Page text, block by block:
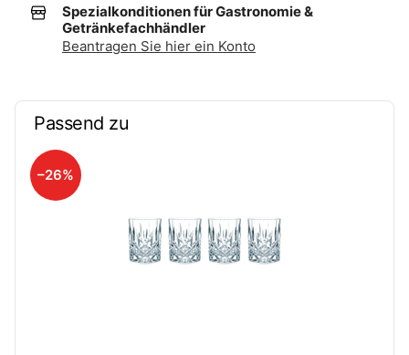
Spezialkonditionen für Gastronomie &
Getränkefachhändler
Beantragen Sie hier ein Konto
Passend zu
–26%